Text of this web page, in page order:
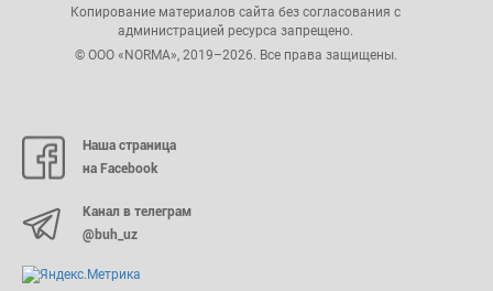
Копирование материалов сайта без согласования с
администрацией ресурса запрещено.
© ООО «NORMA», 2019–2026. Все права защищены.
Наша страница
на Facebook
Канал в телеграм
@buh_uz